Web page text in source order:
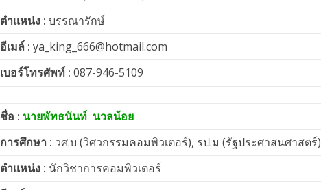
ตำแหน่ง : บรรณารักษ์
อีเมล์ : ya_king_666@hotmail.com
เบอร์โทรศัพท์ : 087-946-5109
ชื่อ : นายพัทธนันท์ นวลน้อย
การศึกษา : วศ.บ (วิศวกรรมคอมพิวเตอร์), รป.ม (รัฐประศาสนศาสตร์)
ตำแหน่ง : นักวิชาการคอมพิวเตอร์